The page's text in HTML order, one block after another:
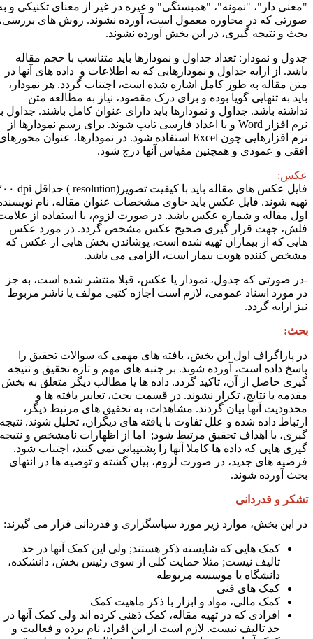
دار"، "نمونه"، "همبستگی" و غیره در غیر از معنای تکنیکی و به
که در محاوره معمول است، آورده نشوند. روش های بررسی،
و نتیجه گیری، در این بخش آورده نشوند.
و نمودار: تعداد جداول و نمودارها باید متناسب با حجم مقاله
از ارایه جداول و نمودارهایی که به اطلاعات و داده های آنها در
مقاله به طور کامل اشاره شده است، اجتناب گردد. هر نمودار،
به تنهایی گویا بوده و برای درک مقصود، نیاز به مطالعه متن
باشد. جداول و نمودارها باید دارای عنوان کامل باشند. جداول با
افزار Wordو با اعداد فارسی تایپ شوند. برای رسم نمودارها از
افزارهایی چونExcelاستفاده شود. در نمودارها، عنوان محورهای
و عمودی و همچنین مقیاس آنها درج شود.
عکس های مقاله باید با کیفیت تصویر(resolution) حداقل ۳۰۰ dpi
شوند. فایل عکس باید حاوی مشخصات عنوان مقاله، نام نویسنده
مقاله و شماره عکس باشد. در صورت لزوم، با استفاده از علامت
جهت قرار گیری صحیح عکس مشخص گردد. در مورد عکس
که از بیماران تهیه شده است، پوشاندن بخش هایی از عکس که
کننده هویت بیمار است، الزامی می باشد.
صورتی که جدول، نمودار یا عکس، قبلا منتشر شده است، به جز
مورد اسناد عمومی، لازم است اجازه کتبی مولف یا ناشر مربوط
ارایه گردد.
پاراگراف اول این بخش، یافته های مهمی که سوالات تحقیق را
داده است، آورده شوند. بر جنبه های مهم و تازه تحقیق و نتیجه
حاصل از آن، تاکید گردد. داده ها یا مطالب دیگر متعلق به بخش
یا نتایج، تکرار نشوند. در قسمت بحث، تعابیر یافته ها و
آنها بیان گردند. مشاهدات، به تحقیق های مرتبط دیگر،
داده شده و علل تفاوت با یافته های دیگران، تحلیل شوند. نتیجه
با اهداف تحقیق مرتبط شود;اما از اظهارات نامشخص و نتیجه
هایی که داده ها کاملا آنها را پشتیبانی نمی کنند، اجتناب شود.
های جدید، در صورت لزوم، بیان گشته و توصیه ها در انتهای
آورده شوند.
و قدردانی
این بخش، موارد زیر مورد سپاسگزاری و قدردانی قرار می گیرند:
کمک هایی که شایسته ذکر هستند;ولی این کمک آنها در حد
تالیف نیست;مثلا حمایت کلی از سوی رئیس بخش، دانشکده،
دانشگاه یا موسسه مربوطه
کمک های فنی
کمک مالی، مواد و ابزار با ذکر ماهیت کمک
افرادی که در تهیه مقاله، کمک ذهنی کرده اند ولی کمک آنها در
حد تالیف نیست. لازم است از این افراد، نام برده و فعالیت و